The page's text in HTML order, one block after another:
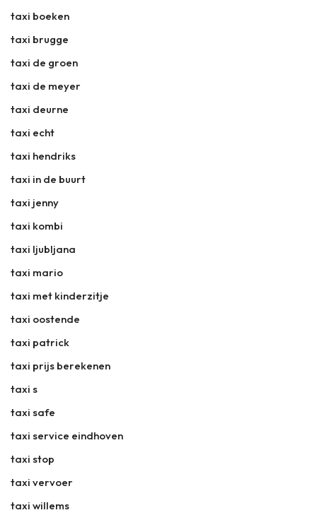
taxi boeken
taxi brugge
taxi de groen
taxi de meyer
taxi deurne
taxi echt
taxi hendriks
taxi in de buurt
taxi jenny
taxi kombi
taxi ljubljana
taxi mario
taxi met kinderzitje
taxi oostende
taxi patrick
taxi prijs berekenen
taxi s
taxi safe
taxi service eindhoven
taxi stop
taxi vervoer
taxi willems